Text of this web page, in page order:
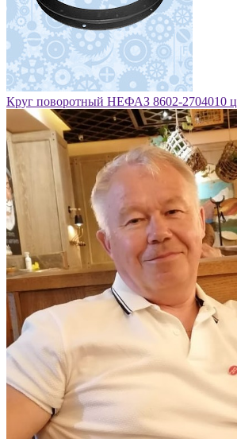
Круг поворотный НЕФАЗ 8602-2704010